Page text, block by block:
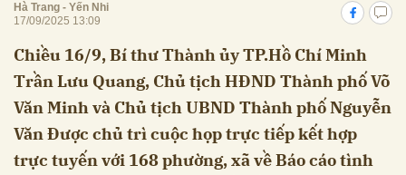
Hà Trang - Yến Nhi
17/09/2025 13:09
Chiều 16/9, Bí thư Thành ủy TP.Hồ Chí Minh
Trần Lưu Quang, Chủ tịch HĐND Thành phố Võ
Văn Minh và Chủ tịch UBND Thành phố Nguyễn
Văn Được chủ trì cuộc họp trực tiếp kết hợp
trực tuyến với 168 phường, xã về Báo cáo tình